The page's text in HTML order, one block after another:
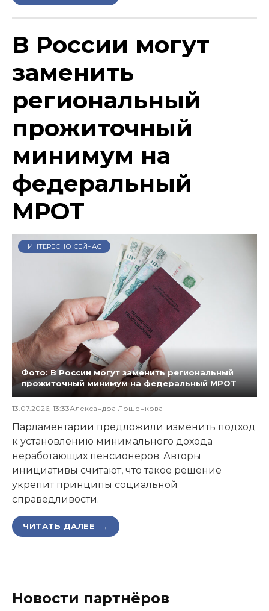
В России могут
заменить
региональный
прожиточный
минимум на
федеральный
МРОТ
ИНТЕРЕСНО СЕЙЧАС
Фото: В России могут заменить региональный
прожиточный минимум на федеральный МРОТ
13.07.2026, 13:33Александра Лошенкова
Парламентарии предложили изменить подход
к установлению минимального дохода
неработающих пенсионеров. Авторы
инициативы считают, что такое решение
укрепит принципы социальной
справедливости.
ЧИТАТЬ ДАЛЕЕ →
Новости партнёров